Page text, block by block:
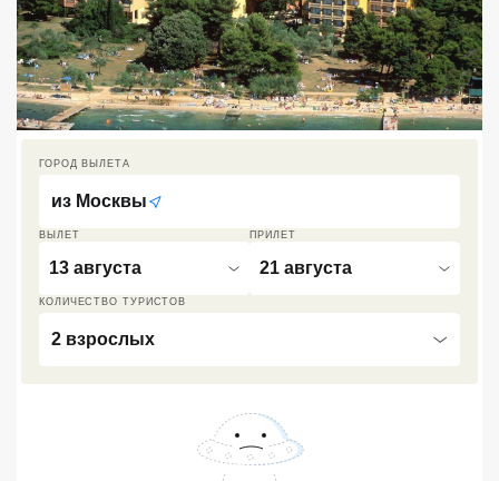
ВЫЛЕТ
13 августа
ПРИЛЕТ
21 августа
КОЛИЧЕСТВО ТУРИСТОВ
2 взрослых
ГОРОД ВЫЛЕТА
из Москвы
Занзибар
Абхазия
Большой Сочи
Кав Мин Воды
Экскурсионные туры
VIP отели 5 звезд
ТОП 10 лучших отелей 5*